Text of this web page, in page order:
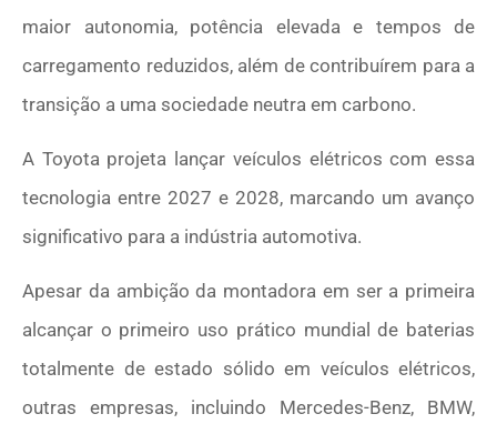
maior autonomia, potência elevada e tempos de
carregamento reduzidos, além de contribuírem para a
transição a uma sociedade neutra em carbono.
A Toyota projeta lançar veículos elétricos com essa
tecnologia entre 2027 e 2028, marcando um avanço
significativo para a indústria automotiva.
Apesar da ambição da montadora em ser a primeira
alcançar o primeiro uso prático mundial de baterias
totalmente de estado sólido em veículos elétricos,
outras empresas, incluindo Mercedes-Benz, BMW,